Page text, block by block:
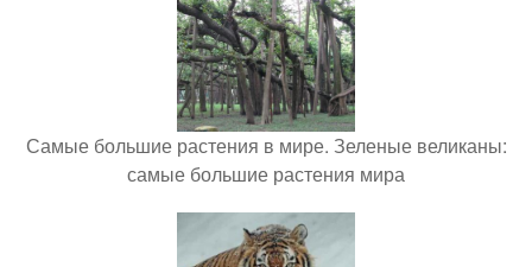
Самые большие растения в мире. Зеленые великаны:
самые большие растения мира